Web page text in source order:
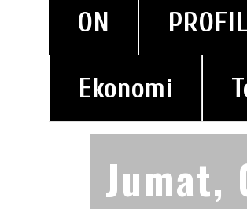
ON PROFIL
Ekonomi
Jumat,